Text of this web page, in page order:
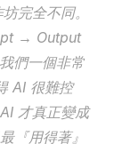
完全不同。
→ Output
們一個非常
AI 很難控
才真正變成
『用得著』